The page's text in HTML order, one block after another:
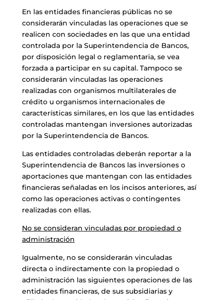
En las entidades financieras públicas no se
considerarán vinculadas las operaciones que se
realicen con sociedades en las que una entidad
controlada por la Superintendencia de Bancos,
por disposición legal o reglamentaria, se vea
forzada a participar en su capital. Tampoco se
considerarán vinculadas las operaciones
realizadas con organismos multilaterales de
crédito u organismos internacionales de
características similares, en los que las entidades
controladas mantengan inversiones autorizadas
por la Superintendencia de Bancos.
Las entidades controladas deberán reportar a la
Superintendencia de Bancos las inversiones o
aportaciones que mantengan con las entidades
financieras señaladas en los incisos anteriores, así
como las operaciones activas o contingentes
realizadas con ellas.
No se consideran vinculadas por propiedad o
administración
Igualmente, no se considerarán vinculadas
directa o indirectamente con la propiedad o
administración las siguientes operaciones de las
entidades financieras, de sus subsidiarias y